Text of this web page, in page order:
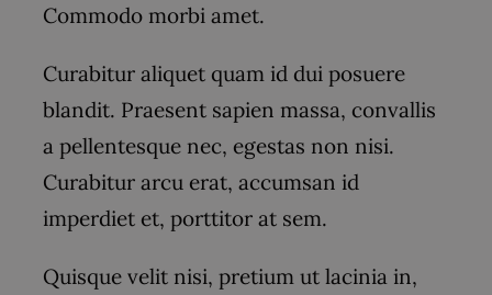
Commodo morbi amet.
Curabitur aliquet quam id dui posuere
blandit. Praesent sapien massa, convallis
a pellentesque nec, egestas non nisi.
Curabitur arcu erat, accumsan id
imperdiet et, porttitor at sem.
Quisque velit nisi, pretium ut lacinia in,